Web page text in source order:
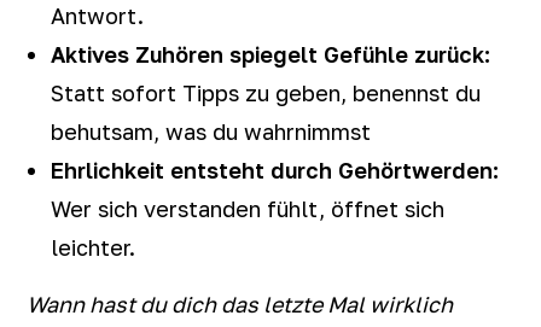
Antwort.
Aktives Zuhören spiegelt Gefühle zurück:
Statt sofort Tipps zu geben, benennst du
behutsam, was du wahrnimmst
Ehrlichkeit entsteht durch Gehörtwerden:
Wer sich verstanden fühlt, öffnet sich
leichter.
Wann hast du dich das letzte Mal wirklich